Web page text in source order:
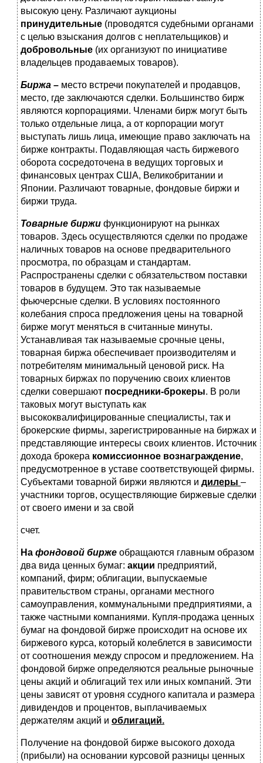
высокую цену. Различают аукционы
принудительные (проводятся судебными органами
с целью взыскания долгов с неплательщиков) и
добровольные (их организуют по инициативе
владельцев продаваемых товаров).
Биржа – место встречи покупателей и продавцов,
место, где заключаются сделки. Большинство бирж
являются корпорациями. Членами бирж могут быть
только отдельные лица, а от корпорации могут
выступать лишь лица, имеющие право заключать на
бирже контракты. Подавляющая часть биржевого
оборота сосредоточена в ведущих торговых и
финансовых центрах США, Великобритании и
Японии. Различают товарные, фондовые биржи и
биржи труда.
Товарные биржи функционируют на рынках
товаров. Здесь осуществляются сделки по продаже
наличных товаров на основе предварительного
просмотра, по образцам и стандартам.
Распространены сделки с обязательством поставки
товаров в будущем. Это так называемые
фьючерсные сделки. В условиях постоянного
колебания спроса предложения цены на товарной
бирже могут меняться в считанные минуты.
Устанавливая так называемые срочные цены,
товарная биржа обеспечивает производителям и
потребителям минимальный ценовой риск. На
товарных биржах по поручению своих клиентов
сделки совершают посредники-брокеры. В роли
таковых могут выступать как
высококвалифицированные специалисты, так и
брокерские фирмы, зарегистрированные на биржах и
представляющие интересы своих клиентов. Источник
дохода брокера комиссионное вознаграждение,
предусмотренное в уставе соответствующей фирмы.
Субъектами товарной биржи являются и дилеры –
участники торгов, осуществляющие биржевые сделки
от своего имени и за свой
счет.
На фондовой бирже обращаются главным образом
два вида ценных бумаг: акции предприятий,
компаний, фирм; облигации, выпускаемые
правительством страны, органами местного
самоуправления, коммунальными предприятиями, а
также частными компаниями. Купля-продажа ценных
бумаг на фондовой бирже происходит на основе их
биржевого курса, который колеблется в зависимости
от соотношения между спросом и предложением. На
фондовой бирже определяются реальные рыночные
цены акций и облигаций тех или иных компаний. Эти
цены зависят от уровня ссудного капитала и размера
дивидендов и процентов, выплачиваемых
держателям акций и облигаций.
Получение на фондовой бирже высокого дохода
(прибыли) на основании курсовой разницы ценных